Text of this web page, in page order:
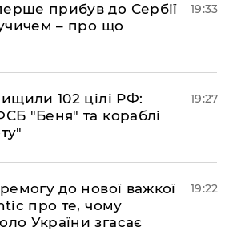
прибув до Сербії
– про що
19:33
102 цілі РФ:
"Беня" та кораблі
19:27
до нової важкої
про те, чому
України згасає
19:22